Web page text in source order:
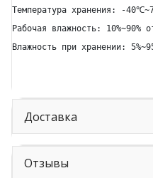
Температура хранения: -
Рабочая влажность: 10%~90%
Влажность при хранении:
Доставка
Отзывы